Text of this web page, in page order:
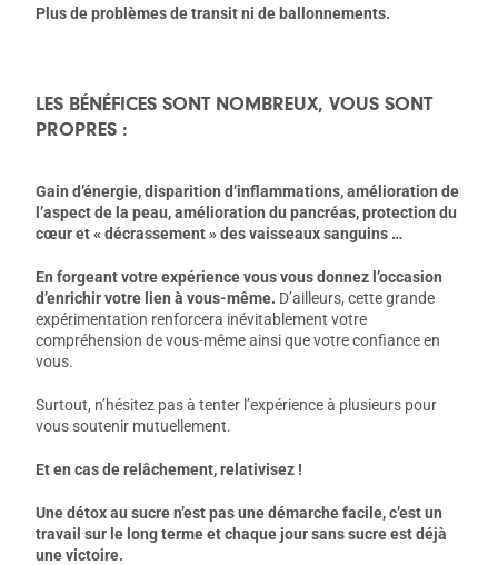
Plus de problèmes de transit ni de ballonnements.
LES BÉNÉFICES SONT NOMBREUX, VOUS SONT
PROPRES :
Gain d’énergie, disparition d’inflammations, amélioration de
l’aspect de la peau, amélioration du pancréas, protection du
cœur et « décrassement » des vaisseaux sanguins …
En forgeant votre expérience vous vous donnez l’occasion
d’enrichir votre lien à vous-même. D’ailleurs, cette grande
expérimentation renforcera inévitablement votre
compréhension de vous-même ainsi que votre confiance en
vous.
Surtout, n’hésitez pas à tenter l’expérience à plusieurs pour
vous soutenir mutuellement.
Et en cas de relâchement, relativisez !
Une détox au sucre n’est pas une démarche facile, c’est un
travail sur le long terme et chaque jour sans sucre est déjà
une victoire.